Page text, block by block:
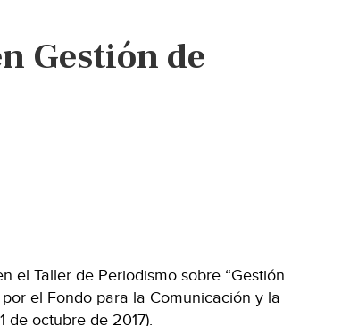
Gestión de
el Taller de Periodismo sobre “Gestión
el Fondo para la Comunicación y la
de octubre de 2017).